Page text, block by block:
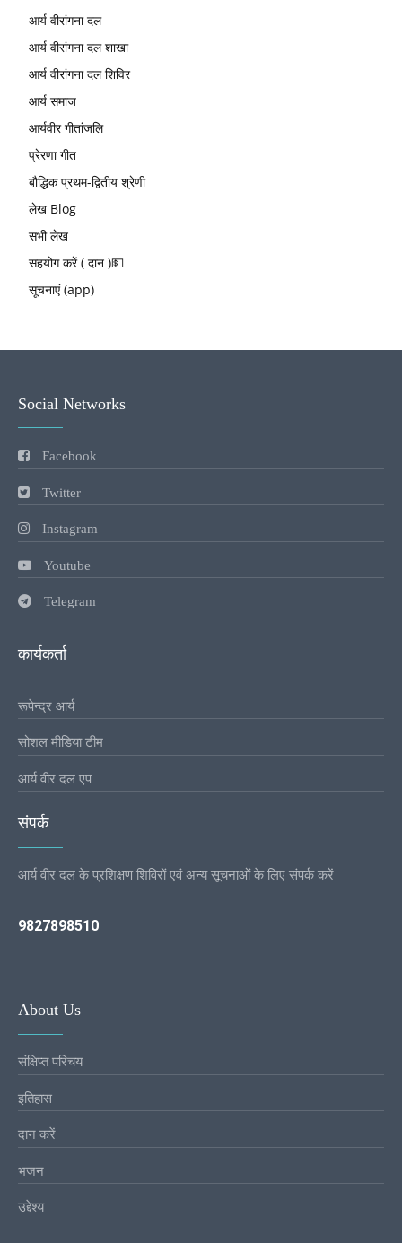
आर्य वीरांगना दल
आर्य वीरांगना दल शाखा
आर्य वीरांगना दल शिविर
आर्य समाज
आर्यवीर गीतांजलि
प्रेरणा गीत
बौद्धिक प्रथम-द्वितीय श्रेणी
लेख Blog
सभी लेख
सहयोग करें ( दान )💵
सूचनाएं (app)
Social Networks
Facebook
Twitter
Instagram
Youtube
Telegram
कार्यकर्ता
रूपेन्द्र आर्य
सोशल मीडिया टीम
आर्य वीर दल एप
संपर्क
आर्य वीर दल के प्रशिक्षण शिविरों एवं अन्य सूचनाओं के लिए संपर्क करें
9827898510
About Us
संक्षिप्त परिचय
इतिहास
दान करें
भजन
उद्देश्य